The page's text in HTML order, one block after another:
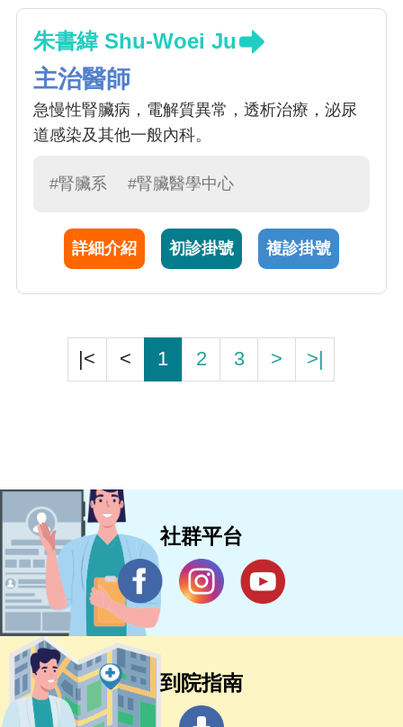
朱書緯 Shu-Woei Ju
主治醫師
急慢性腎臟病，電解質異常，透析治療，泌尿
道感染及其他一般內科。
#腎臟系 #腎臟醫學中心
詳細介紹 初診掛號 複診掛號
|< < 1 2 3 > >|
社群平台
到院指南